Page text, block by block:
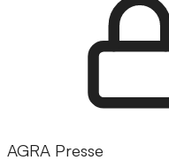
AGRA Presse